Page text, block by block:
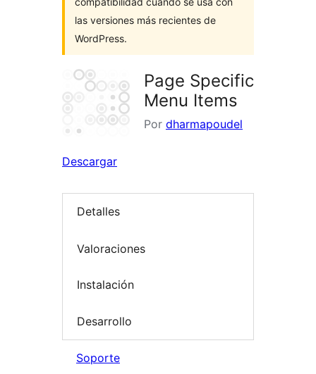
las versiones más recientes de
WordPress.
Page Specific
Menu Items
Por dharmapoudel
Descargar
Detalles
Valoraciones
Instalación
Desarrollo
Soporte